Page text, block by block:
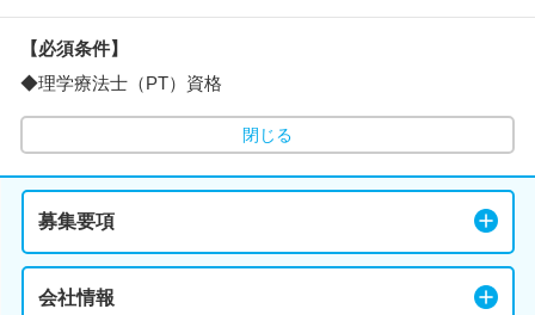
【必須条件】
◆理学療法士（PT）資格
閉じる
募集要項
会社情報